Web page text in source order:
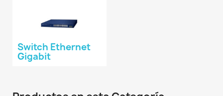
Switch Ethernet
Gigabit